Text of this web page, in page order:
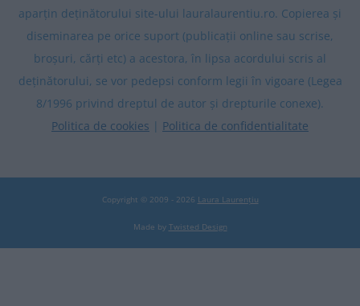
aparțin deținătorului site-ului lauralaurentiu.ro. Copierea și
diseminarea pe orice suport (publicații online sau scrise,
broșuri, cărți etc) a acestora, în lipsa acordului scris al
deținătorului, se vor pedepsi conform legii în vigoare (Legea
8/1996 privind dreptul de autor și drepturile conexe).
Politica de cookies | Politica de confidentialitate
Copyright © 2009 - 2026 Laura Laurențiu
Made by Twisted Design